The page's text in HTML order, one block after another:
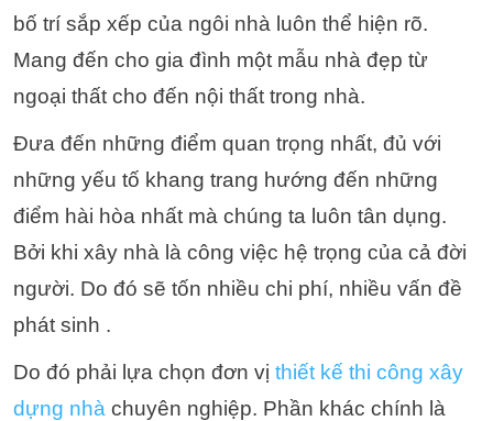
bố trí sắp xếp của ngôi nhà luôn thể hiện rõ.
Mang đến cho gia đình một mẫu nhà đẹp từ
ngoại thất cho đến nội thất trong nhà.
Đưa đến những điểm quan trọng nhất, đủ với
những yếu tố khang trang hướng đến những
điểm hài hòa nhất mà chúng ta luôn tân dụng.
Bởi khi xây nhà là công việc hệ trọng của cả đời
người. Do đó sẽ tốn nhiều chi phí, nhiều vấn đề
phát sinh .
Do đó phải lựa chọn đơn vị thiết kế thi công xây
dựng nhà chuyên nghiệp. Phần khác chính là